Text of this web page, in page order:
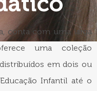
conta com uma larga
uma coleção
em dois ou
Infantil até o